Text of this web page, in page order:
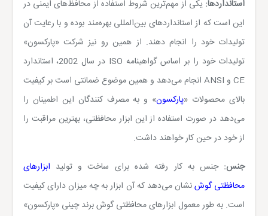
استانداردها: یکی از مهم‌ترین شروط استفاده از محافظ‌های ایمنی در
این است که از استانداردهای بین‌المللی بهره‌مند بوده و با رعایت آن
تولیدات خود را انجام دهند. از همین رو نیز شرکت «پارکسون»
تولیدات خود را بر اساس گواهینامه ISO در سال 2002، استاندارد
CEو ANSIانجام می‌دهد و همین موضوع ضمانتی است بر کیفیت
بالای محصولات «پارکسون» و به مصرف کنندگان این اطمینان را
می‌دهد در صورت استفاده از این ابزار محافظتی، بهترین مراقبت را
از خود در حین کار خواهند داشت.
جنس: جنس به کار رفته شده برای ساخت و تولید ابزارهای
محافظتی گوشنشان می‌دهد که آن ابزار به چه میزان دارای کیفیت
است. به طور معمول ابزارهای محافظتی گوش برند چینی «پارکسون»